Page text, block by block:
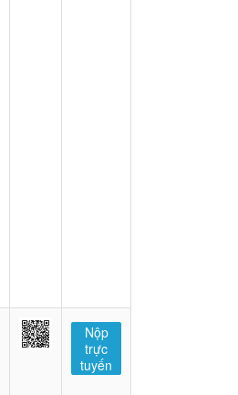
Nộp
trực
tuyến